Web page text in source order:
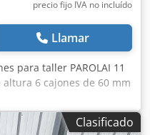
precio fijo IVA no incluído
Llamar
para taller PAROLAI 11
6 cajones de 60 mm
1 cajón de 90 mm
(L x An x Al):
150 kg
Clasificado